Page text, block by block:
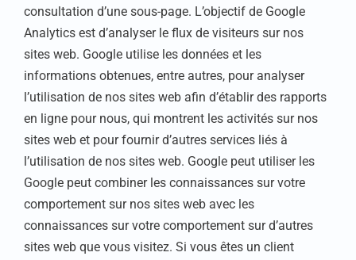
consultation d’une sous-page. L’objectif de Google
Analytics est d’analyser le flux de visiteurs sur nos
sites web. Google utilise les données et les
informations obtenues, entre autres, pour analyser
l’utilisation de nos sites web afin d’établir des rapports
en ligne pour nous, qui montrent les activités sur nos
sites web et pour fournir d’autres services liés à
l’utilisation de nos sites web. Google peut utiliser les
Google peut combiner les connaissances sur votre
comportement sur nos sites web avec les
connaissances sur votre comportement sur d’autres
sites web que vous visitez. Si vous êtes un client